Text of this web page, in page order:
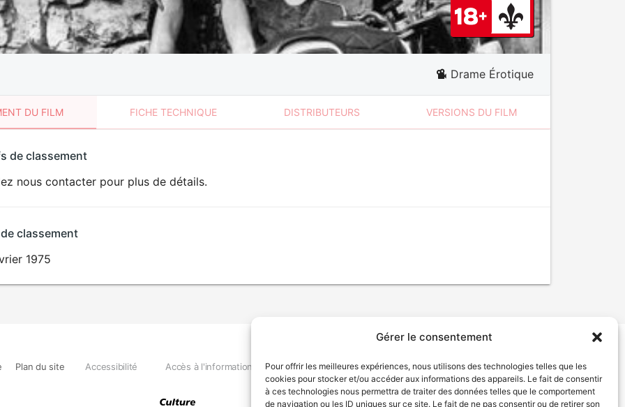
Gérer le consentement
Pour offrir les meilleures expériences, nous utilisons des technologies telles que les
cookies pour stocker et/ou accéder aux informations des appareils. Le fait de consentir
à ces technologies nous permettra de traiter des données telles que le comportement
de navigation ou les ID uniques sur ce site. Le fait de ne pas consentir ou de retirer son
Drame Érotique
DU FILM FICHE TECHNIQUE DISTRIBUTEURS VERSIONS DU FILM
de classement
nous contacter pour plus de détails.
classement
1975
Plan du site Accessibilité Accès à l'information Déclaration de services Politique de confidentialité